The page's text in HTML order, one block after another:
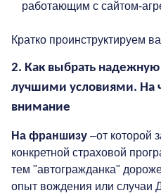
работающим с сайтом-
Кратко проинструктируем
2. Как выбрать
лучшими условиями. На
внимание
На франшизу –от которой
конкретной страховой
тем "автогражданка"
опыт вождения или случаи